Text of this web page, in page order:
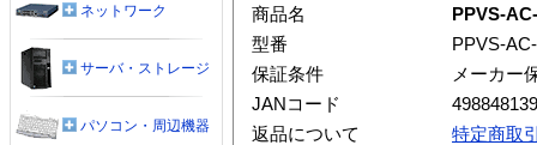
商品名
PPVS-
型番
PPVS-
保証条件
メーカー
JANコード
返品について
特定商取
ネットワーク
サーバ・ストレージ
パソコン・周辺機器